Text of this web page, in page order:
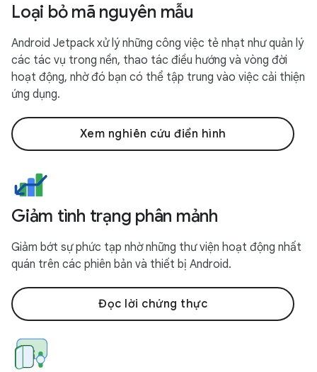
Loại bỏ mã nguyên mẫu
Android Jetpack xử lý những công việc tẻ nhạt như quản lý
các tác vụ trong nền, thao tác điều hướng và vòng đời
hoạt động, nhờ đó bạn có thể tập trung vào việc cải thiện
ứng dụng.
Xem nghiên cứu điển hình
Giảm tình trạng phân mảnh
Giảm bớt sự phức tạp nhờ những thư viện hoạt động nhất
quán trên các phiên bản và thiết bị Android.
Đọc lời chứng thực